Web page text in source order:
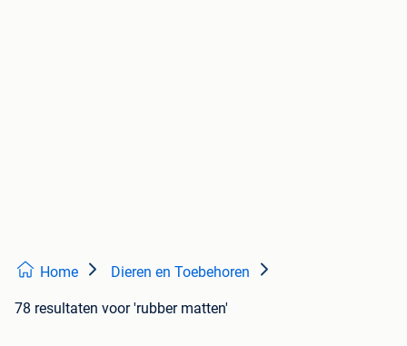
Home Dieren en Toebehoren
78 resultaten voor 'rubber matten'